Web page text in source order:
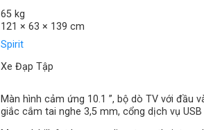
65 kg
121 × 63 × 139 cm
Spirit
Xe Đạp Tập
Màn hình cảm ứng 10.1 ”, bộ dò TV với
giắc cắm tai nghe 3,5 mm, cổng dịch vụ